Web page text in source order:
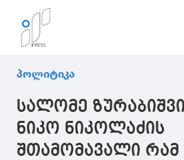
პოლიტიკა
სალომე
ნიკო ნიკოლაძის
შთამომავალი რამ